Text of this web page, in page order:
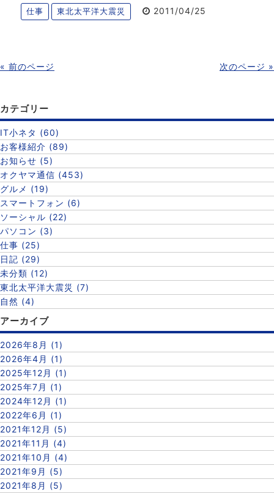
仕事 東北太平洋大震災 2011/04/25
« 前のページ 次のページ »
カテゴリー
IT小ネタ (60)
お客様紹介 (89)
お知らせ (5)
オクヤマ通信 (453)
グルメ (19)
スマートフォン (6)
ソーシャル (22)
パソコン (3)
仕事 (25)
日記 (29)
未分類 (12)
東北太平洋大震災 (7)
自然 (4)
アーカイブ
2026年8月 (1)
2026年4月 (1)
2025年12月 (1)
2025年7月 (1)
2024年12月 (1)
2022年6月 (1)
2021年12月 (5)
2021年11月 (4)
2021年10月 (4)
2021年9月 (5)
2021年8月 (5)